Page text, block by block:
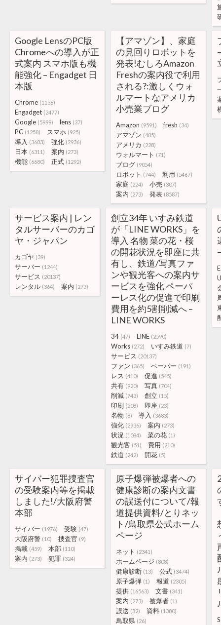
Google LensのPC版
Chromeへの導入が正
式案内 スマホ版も機
能強化 – Engadget 日
本版
Chrome (1136)
Engadget (2477)
Google (5999) lens (37)
PC (1258) スマホ (925)
導入 (3683) 強化 (2936)
日本 (6311) 案内 (273)
機能 (6680) 正式 (1292)
【アマゾン】、家庭
の見回りロボットを
発表!むしろAmazon
Freshの案内役で利用
される?:激しくウォ
ルマートなアメリカ
小売業ブログ
Amazon (9591) fresh (34)
アマゾン (485)
アメリカ (228)
ウォルマート (71)
ブログ (9054)
ロボット (744) 利用 (5467)
家庭 (224) 小売 (307)
案内 (273) 発表 (8587)
サービス案内 | レン
タルサーバーのカゴ
ヤ・ジャパン
カゴヤ (39)
サーバー (1244)
サービス (20137)
レンタル (364) 案内 (273)
創立34年 いすみ鉄道
が「LINE WORKS」を
導入 名物 菜の花・桜
の開花状況を即座に共
有し、鉄道/写真ファ
ンや観光客への案内サ
ービスを強化 ペーパ
ーレス化の促進で印刷
費用を約5割削減へ –
LINE WORKS
34 (47) LINE (2590)
Works (272) いすみ鉄道 (7)
サービス (20137)
ファン (365) ペーパー (191)
レス (410) 促進 (545)
共有 (920) 写真 (704)
削減 (743) 創立 (15)
印刷 (208) 即座 (23)
名物 (8) 導入 (3683)
強化 (2936) 案内 (273)
状況 (1084) 菜の花 (1)
観光客 (51) 費用 (210)
鉄道 (242) 開花 (5)
サイバー犯罪捜査官
の受験案内等を掲載
しました!/大阪府警
本部
サイバー (1976) 受験 (47)
大阪府警 (10) 捜査官 (9)
掲載 (459) 本部 (110)
案内 (273) 犯罪 (324)
原子爆弾被爆者への
健康診断の案内文書
の誤送付について/報
道提供資料/とりネッ
ト/鳥取県公式ホーム
ページ
ネット (2341)
ホームページ (808)
健康診断 (13) 公式 (3474)
原子爆弾 (1) 報道 (2305)
提供 (16563) 文書 (341)
案内 (273) 被爆者 (1)
誤送 (32) 資料 (1380)
鳥取県 (26)